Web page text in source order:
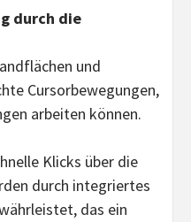
durch die
und
Cursorbewegungen,
arbeiten können.
Klicks über die
durch integriertes
das ein